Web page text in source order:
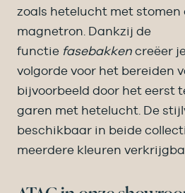
zoals hetelucht met stomen
magnetron. Dankzij de
functie fasebakken creëer
volgorde voor het bereiden
bijvoorbeeld door het eerst
garen met hetelucht. De
beschikbaar in beide
meerdere kleuren